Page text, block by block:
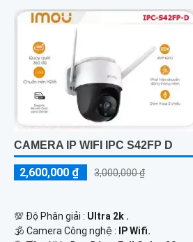
kiện ánh sáng yếu
CAMERA IP WIFI IPC S42FP D
2,600,000 ₫ 3,000,000 ₫
💯 Độ Phân giải : Ultra 2k .
🕉️ Camera Công nghệ :
IP Wifi.